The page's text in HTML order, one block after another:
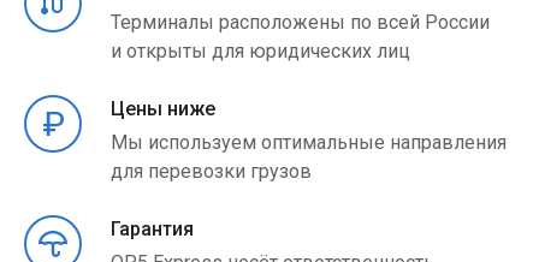
Терминалы расположены по всей России
и открыты для юридических лиц
Цены ниже
Мы используем оптимальные направления
для перевозки грузов
Гарантия